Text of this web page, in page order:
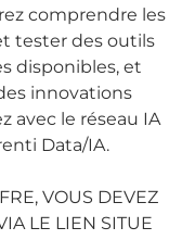
comprendre les
tester des outils
disponibles, et
innovations
avec le réseau IA
Data/IA.
VOUS DEVEZ
LE LIEN SITUE